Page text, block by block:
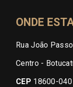
ONDE
Rua João
Centro -
CEP 18600-040